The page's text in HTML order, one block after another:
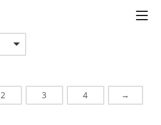
2 3 4 →